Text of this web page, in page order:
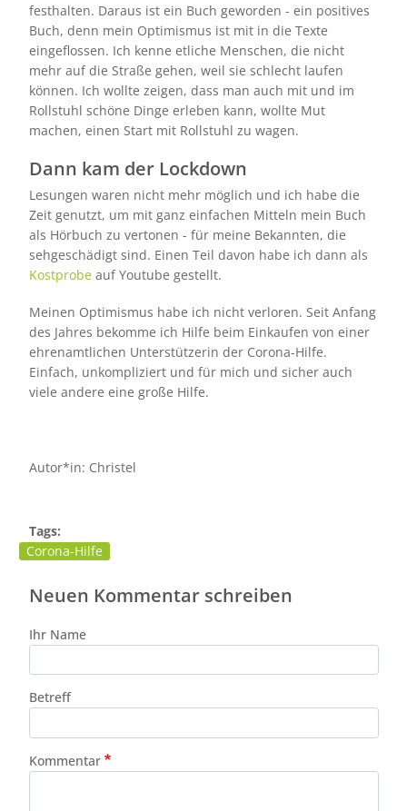
festhalten. Daraus ist ein Buch geworden - ein positives
Buch, denn mein Optimismus ist mit in die Texte
eingeflossen. Ich kenne etliche Menschen, die nicht
mehr auf die Straße gehen, weil sie schlecht laufen
können. Ich wollte zeigen, dass man auch mit und im
Rollstuhl schöne Dinge erleben kann, wollte Mut
machen, einen Start mit Rollstuhl zu wagen.
Dann kam der Lockdown
Lesungen waren nicht mehr möglich und ich habe die
Zeit genutzt, um mit ganz einfachen Mitteln mein Buch
als Hörbuch zu vertonen - für meine Bekannten, die
sehgeschädigt sind. Einen Teil davon habe ich dann als
Kostprobeauf Youtube gestellt.
Meinen Optimismus habe ich nicht verloren. Seit Anfang
des Jahres bekomme ich Hilfe beim Einkaufen von einer
ehrenamtlichen Unterstützerin der Corona-Hilfe.
Einfach, unkompliziert und für mich und sicher auch
viele andere eine große Hilfe.
Autor*in: Christel
Tags:
Corona-Hilfe
Neuen Kommentar schreiben
Ihr Name
Betreff
Kommentar